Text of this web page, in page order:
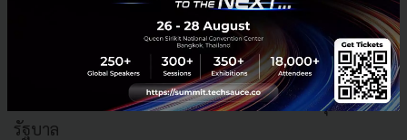
นายนฤตม์ ระบุว่า การที่เนสท์เล่ ผู้นำอุตสาหกรรมอาหาร
และเครื่องดื่มระดับโลก ตัดสินใจลงทุนครั้งใหญ่ โดยเลือก
มาตั้งฐานการผลิตกาแฟในประเทศไทย แสดงถึงความเชื่อ
มั่นที่มีต่อศักยภาพของไทยและมาตรการสนับสนุนของ
รัฐบาล